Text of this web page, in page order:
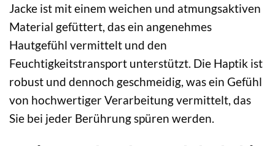
Jacke ist mit einem weichen und atmungsaktiven
Material gefüttert, das ein angenehmes
Hautgefühl vermittelt und den
Feuchtigkeitstransport unterstützt. Die Haptik ist
robust und dennoch geschmeidig, was ein Gefühl
von hochwertiger Verarbeitung vermittelt, das
Sie bei jeder Berührung spüren werden.